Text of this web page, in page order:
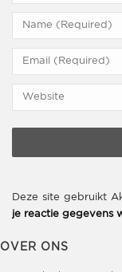
Deze site gebruikt
je reactie gegevens
OVER ONS